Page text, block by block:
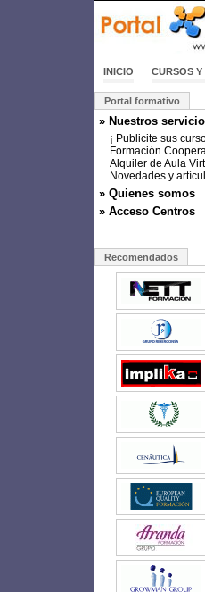
INICIO CURSOS Y
Portal formativo
» Nuestros
¡ Publicite sus
Formación
Alquiler de Aula
Novedades y
» Quienes somos
» Acceso Centros
Recomendados